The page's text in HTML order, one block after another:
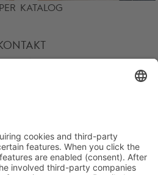
KATALOG
VORTEILE
PIEPER-SHOPS